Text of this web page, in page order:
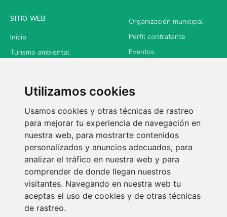
Utilizamos cookies
Usamos cookies y otras técnicas de rastreo
para mejorar tu experiencia de navegación en
nuestra web, para mostrarte contenidos
personalizados y anuncios adecuados, para
analizar el tráfico en nuestra web y para
comprender de donde llegan nuestros
visitantes. Navegando en nuestra web tu
aceptas el uso de cookies y de otras técnicas
de rastreo.
SITIO WEB
Inicio
Turismo ambiental
Turismo deportivo
Gastronomía
Organización municipal
Perfil contratante
Eventos
Contacto
Sede electrónica
LEGAL
Política de privacidad